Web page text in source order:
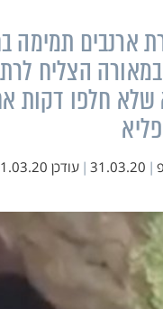
ארנבים
הצליח
חלפו דקות
|
31.03.20
| עודכן 18:49